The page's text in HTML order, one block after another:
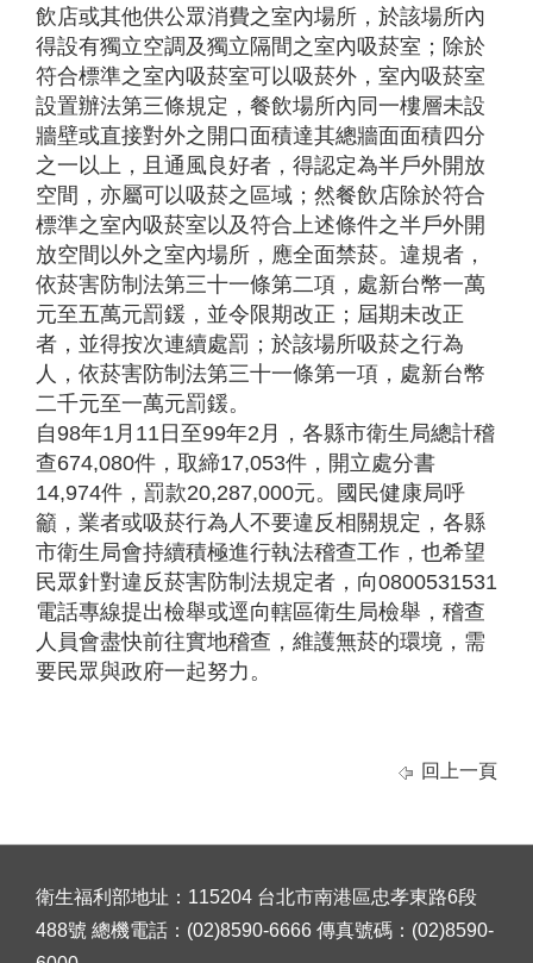
飲店或其他供公眾消費之室內場所，於該場所內
得設有獨立空調及獨立隔間之室內吸菸室；除於
符合標準之室內吸菸室可以吸菸外，室內吸菸室
設置辦法第三條規定，餐飲場所內同一樓層未設
牆壁或直接對外之開口面積達其總牆面面積四分
之一以上，且通風良好者，得認定為半戶外開放
空間，亦屬可以吸菸之區域；然餐飲店除於符合
標準之室內吸菸室以及符合上述條件之半戶外開
放空間以外之室內場所，應全面禁菸。違規者，
依菸害防制法第三十一條第二項，處新台幣一萬
元至五萬元罰鍰，並令限期改正；屆期未改正
者，並得按次連續處罰；於該場所吸菸之行為
人，依菸害防制法第三十一條第一項，處新台幣
二千元至一萬元罰鍰。
自98年1月11日至99年2月，各縣市衛生局總計稽
查674,080件，取締17,053件，開立處分書
14,974件，罰款20,287,000元。國民健康局呼
籲，業者或吸菸行為人不要違反相關規定，各縣
市衛生局會持續積極進行執法稽查工作，也希望
民眾針對違反菸害防制法規定者，向0800531531
電話專線提出檢舉或逕向轄區衛生局檢舉，稽查
人員會盡快前往實地稽查，維護無菸的環境，需
要民眾與政府一起努力。
回上一頁
衛生福利部地址：115204 台北市南港區忠孝東路6段
488號 總機電話：(02)8590-6666 傳真號碼：(02)8590-